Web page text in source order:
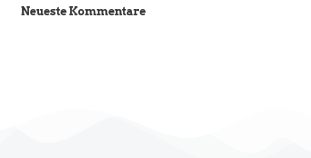
Neueste Kommentare